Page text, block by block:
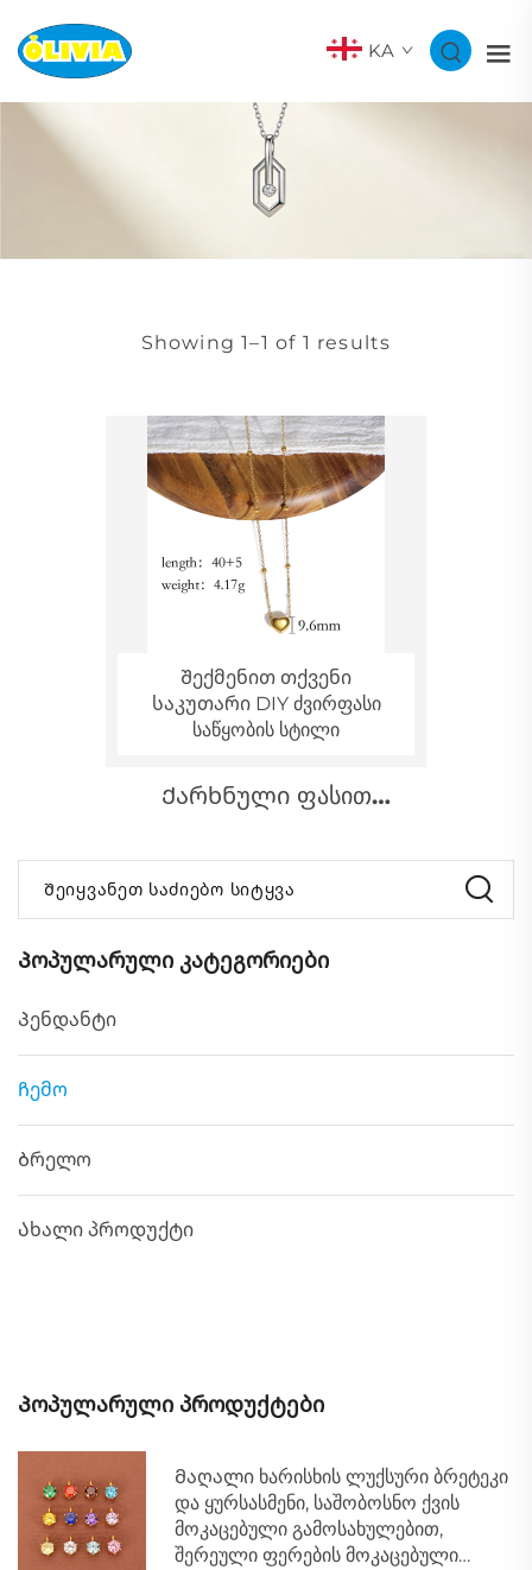
KA
Showing 1–1 of 1 results
Შექმენით თქვენი
საკუთარი DIY ძვირფასი
საწყობის სტილი
Ქარხნული ფასით
ოქროს გულის ფორმის
წყვილის ბრელოკი
Შეიყვანეთ საძიებო სიტყვა
Პოპულარული კატეგორიები
Პენდანტი
Ჩემო
Ბრელო
Ახალი პროდუქტი
Პოპულარული პროდუქტები
Მაღალი ხარისხის ლუქსური ბრეტეკი
და ყურსასმენი, საშობოსნო ქვის
მოკაცებული გამოსახულებით,
შერეული ფერების მოკაცებული